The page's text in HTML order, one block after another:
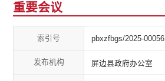
重要会议
索引号 pbxzfbgs/2025-00056
发布机构 屏边县政府办公室